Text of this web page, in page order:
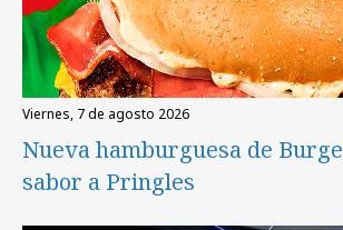
viernes, 7 de agosto 2026
Nueva hamburguesa de
sabor a Pringles